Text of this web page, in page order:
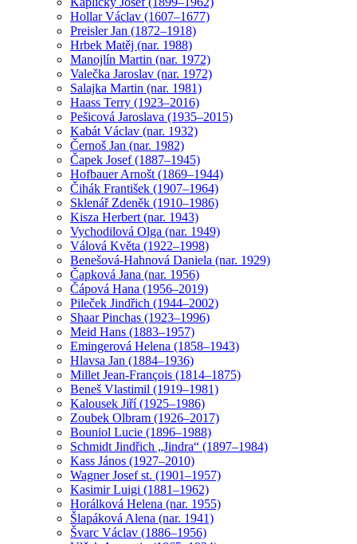
Hollar Václav (1607–1677)
Preisler Jan (1872–1918)
Hrbek Matěj (nar. 1988)
Manojlín Martin (nar. 1972)
Valečka Jaroslav (nar. 1972)
Salajka Martin (nar. 1981)
Haass Terry (1923–2016)
Pešicová Jaroslava (1935–2015)
Kabát Václav (nar. 1932)
Černoš Jan (nar. 1982)
Čapek Josef (1887–1945)
Hofbauer Arnošt (1869–1944)
Čihák František (1907–1964)
Sklenář Zdeněk (1910–1986)
Kisza Herbert (nar. 1943)
Vychodilová Olga (nar. 1949)
Válová Květa (1922–1998)
Benešová-Hahnová Daniela (nar. 1929)
Čapková Jana (nar. 1956)
Čápová Hana (1956–2019)
Pileček Jindřich (1944–2002)
Shaar Pinchas (1923–1996)
Meid Hans (1883–1957)
Emingerová Helena (1858–1943)
Hlavsa Jan (1884–1936)
Millet Jean-François (1814–1875)
Beneš Vlastimil (1919–1981)
Kalousek Jiří (1925–1986)
Zoubek Olbram (1926–2017)
Bouniol Lucie (1896–1988)
Schmidt Jindřich „Jindra“ (1897–1984)
Kass János (1927–2010)
Wagner Josef st. (1901–1957)
Kasimir Luigi (1881–1962)
Horálková Helena (nar. 1955)
Šlapáková Alena (nar. 1941)
Švarc Václav (1886–1956)